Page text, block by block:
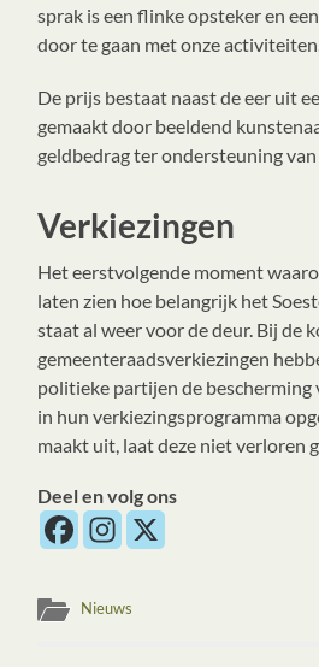
sprak is een flinke opsteker en
door te gaan met onze
De prijs bestaat naast de eer uit
gemaakt door beeldend
geldbedrag ter ondersteuning
Verkiezingen
Het eerstvolgende moment
laten zien hoe belangrijk het
staat al weer voor de deur. Bij de
gemeenteraadsverkiezingen
politieke partijen de bescherming
in hun verkiezingsprogramma
maakt uit, laat deze niet verloren
Deel en volg ons
Nieuws